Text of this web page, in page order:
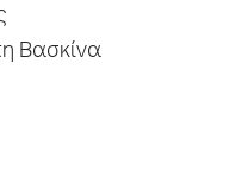
Βασκίνα